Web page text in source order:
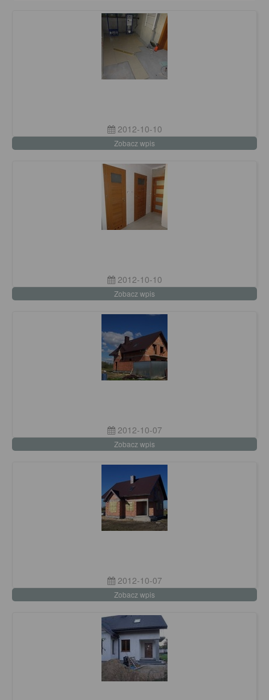
2012-10-10
Zobacz wpis
2012-10-10
Zobacz wpis
2012-10-07
Zobacz wpis
2012-10-07
Zobacz wpis